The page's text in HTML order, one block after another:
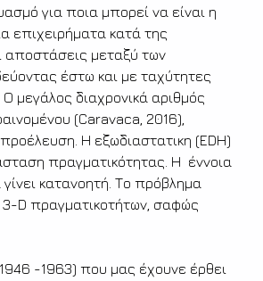
για ποια μπορεί να είναι η
επιχειρήματα κατά της
αποστάσεις μεταξύ των
έστω και με ταχύτητες
μεγάλος διαχρονικά αριθμός
(Caravaca, 2016),
Η εξωδιαστατικη (EDH)
πραγματικότητας. Η  έννοια
κατανοητή. Το πρόβλημα
3-D πραγματικοτήτων, σαφώς
-1963) που μας έχουνε έρθει